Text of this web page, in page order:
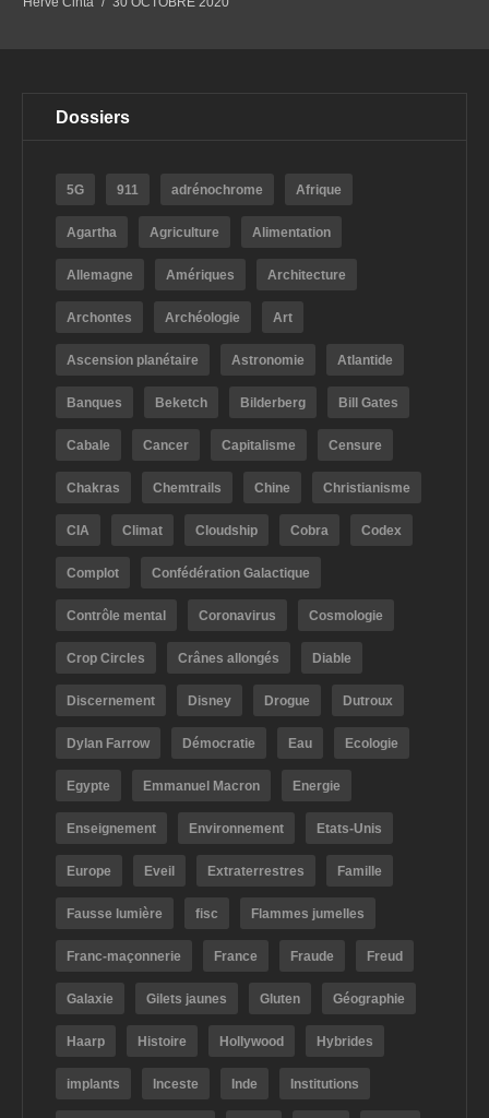
Dossiers
5G 911 adrénochrome Afrique
Agartha Agriculture Alimentation
Allemagne Amériques Architecture
Archontes Archéologie Art
Ascension planétaire Astronomie Atlantide
Banques Beketch Bilderberg Bill Gates
Cabale Cancer Capitalisme Censure
Chakras Chemtrails Chine Christianisme
CIA Climat Cloudship Cobra Codex
Complot Confédération Galactique
Contrôle mental Coronavirus Cosmologie
Crop Circles Crânes allongés Diable
Discernement Disney Drogue Dutroux
Dylan Farrow Démocratie Eau Ecologie
Egypte Emmanuel Macron Energie
Enseignement Environnement Etats-Unis
Europe Eveil Extraterrestres Famille
Fausse lumière fisc Flammes jumelles
Franc-maçonnerie France Fraude Freud
Galaxie Gilets jaunes Gluten Géographie
Haarp Histoire Hollywood Hybrides
implants Inceste Inde Institutions